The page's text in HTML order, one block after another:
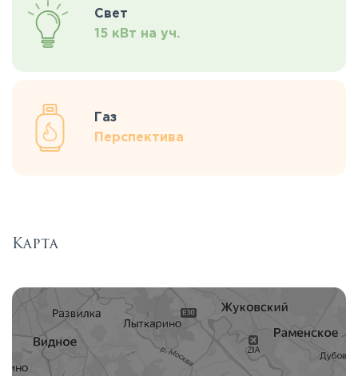
Свет
15 кВт на уч.
Газ
Перспектива
Карта